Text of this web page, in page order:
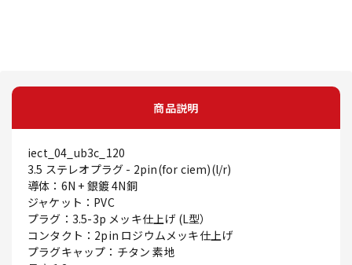
商品説明
iect_04_ub3c_120
3.5 ステレオプラグ - 2pin(for ciem)(l/r)
導体：6N + 銀鍍 4N銅
ジャケット：PVC
プラグ：3.5-3p メッキ仕上げ (L型）
コンタクト：2pin ロジウムメッキ仕上げ
プラグキャップ：チタン 素地